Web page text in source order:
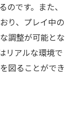
です。また、
り、プレイ中の
調整が可能とな
リアルな環境で
図ることができ